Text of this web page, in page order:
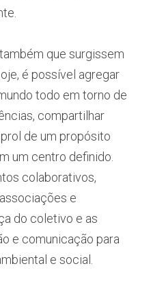
que surgissem
é possível agregar
todo em torno de
compartilhar
de um propósito
um centro definido.
colaborativos,
e
do coletivo e as
e comunicação para
e social.